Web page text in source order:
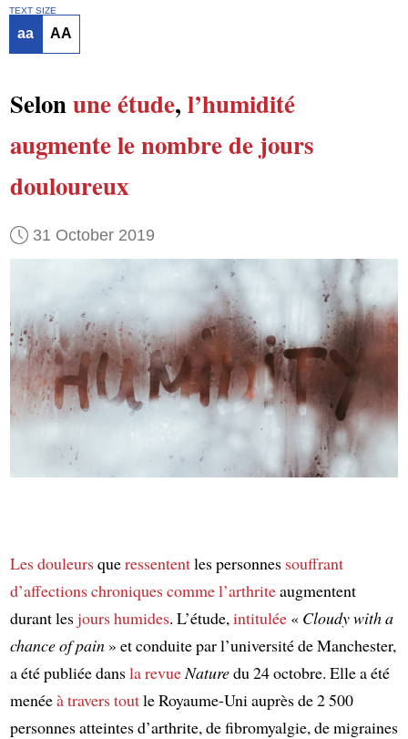
TEXT SIZE
aa AA
Selonune étude, l’humidité
augmentele nombre de jours
douloureux
31 October 2019
Les douleursqueressententles personnes souffrant
d’affections chroniquescommel’arthriteaugmentent
durant lesjours humides. L’étude, intitulée« Cloudy with a
chance of pain» et conduite par l’université de Manchester,
a été publiée dansla revue Naturedu 24 octobre. Elle a été
menéeà travers toutle Royaume-Uni auprès de 2 500
personnes atteintes d’arthrite, de fibromyalgie, de migraines